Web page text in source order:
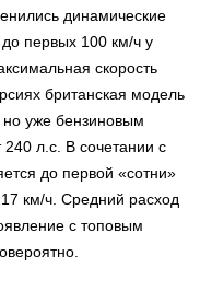
динамические
до первых 100 км/ч у
скорость
британская модель
уже бензиновым
л.с. В сочетании с
до первой «сотни»
км/ч. Средний расход
с топовым